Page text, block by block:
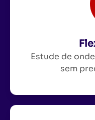
Estude de
sem